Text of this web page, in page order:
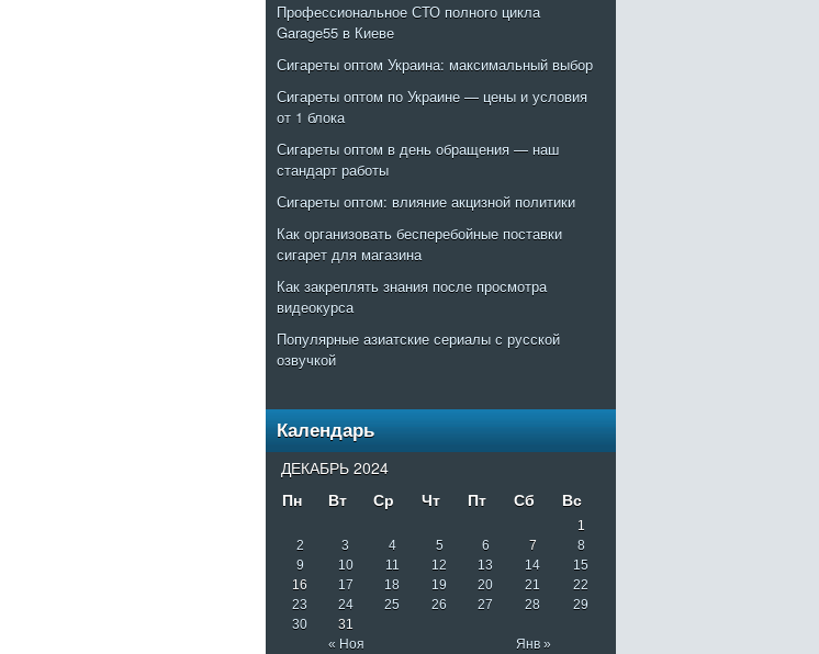
Профессиональное СТО полного цикла
Garage55 в Киеве
Сигареты оптом Украина: максимальный выбор
Сигареты оптом по Украине — цены и условия
от 1 блока
Сигареты оптом в день обращения — наш
стандарт работы
Сигареты оптом: влияние акцизной политики
Как организовать бесперебойные поставки
сигарет для магазина
Как закреплять знания после просмотра
видеокурса
Популярные азиатские сериалы с русской
озвучкой
Календарь
ДЕКАБРЬ 2024
Пн
Вт Ср Чт Пт Сб Вс
« Ноя Янв »
1
2
3 4 5 6 7
8
9
10 11 12 13 14
15
16
17 18 19 20 21
22
23
24 25 26 27 28
29
30
31